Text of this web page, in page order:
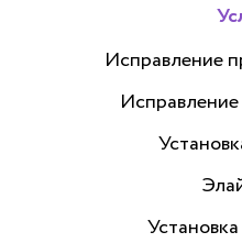
Исправление